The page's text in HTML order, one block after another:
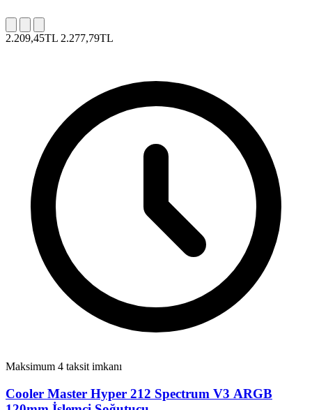
2.209,45TL 2.277,79TL
Maksimum 4 taksit imkanı
Cooler Master Hyper 212 Spectrum V3 ARGB